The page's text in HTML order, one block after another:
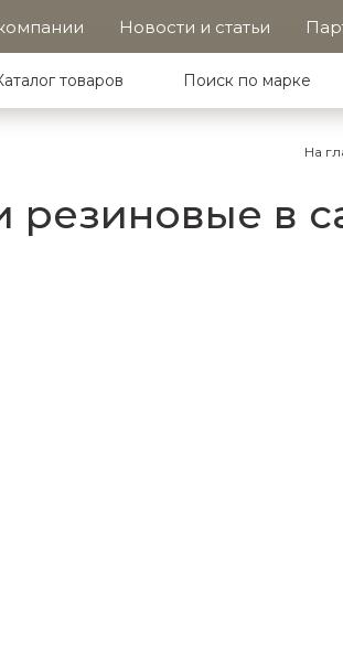
Новости и статьи
товаров Поиск по марке
На
резиновые в